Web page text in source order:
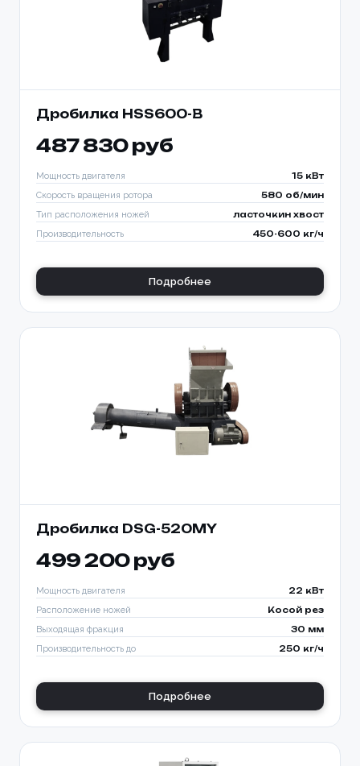
Дробилка HSS600-B
487 830 руб
Мощность двигателя 15 кВт
Скорость вращения ротора 580 об/мин
Тип расположения ножей ласточкин хвост
Производительность 450-600 кг/ч
Подробнее
Дробилка DSG-520MY
499 200 руб
Мощность двигателя 22 кВт
Расположение ножей Косой рез
Выходящая фракция 30 мм
Производительность до 250 кг/ч
Подробнее